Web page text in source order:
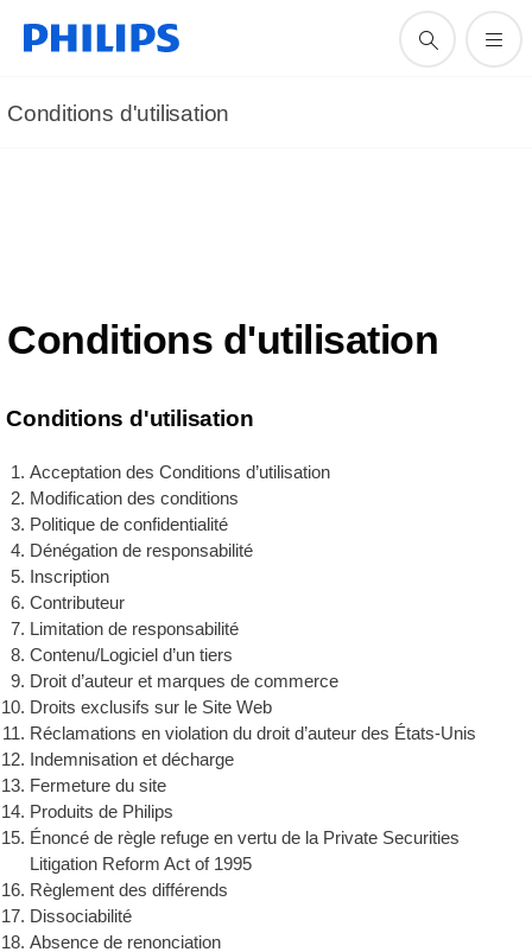
Conditions d'utilisation
Conditions d'utilisation
Conditions d'utilisation
Acceptation des Conditions d’utilisation
Modification des conditions
Politique de confidentialité
Dénégation de responsabilité
Inscription
Contributeur
Limitation de responsabilité
Contenu/Logiciel d’un tiers
Droit d’auteur et marques de commerce
Droits exclusifs sur le Site Web
Réclamations en violation du droit d’auteur des États‑Unis
Indemnisation et décharge
Fermeture du site
Produits de Philips
Énoncé de règle refuge en vertu de la Private Securities
Litigation Reform Act of 1995
Règlement des différends
Dissociabilité
Absence de renonciation